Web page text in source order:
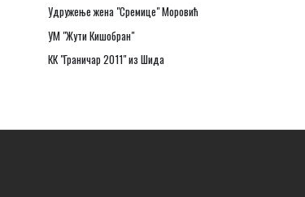
Удружење жена "Сремице" Моровић
УМ "Жути Кишобран"
КК "Граничар 2011" из Шида